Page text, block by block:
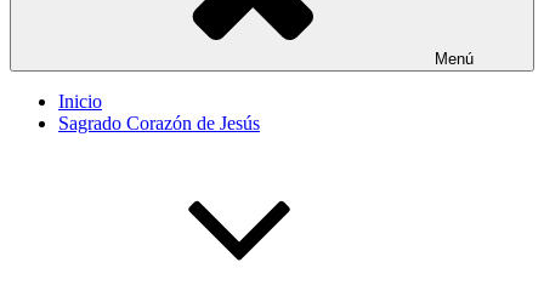
Menú
Inicio
Sagrado Corazón de Jesús